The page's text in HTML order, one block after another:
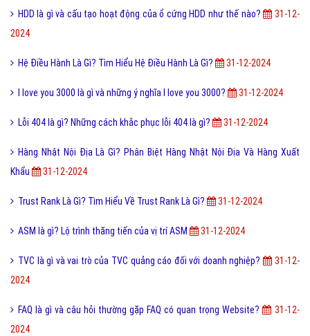
HDD là gì và cấu tạo hoạt động của ổ cứng HDD như thế nào?
31-12-
2024
Hệ Điều Hành Là Gì? Tìm Hiểu Hệ Điều Hành Là Gì? 31-12-2024
I love you 3000 là gì và những ý nghĩa I love you 3000? 31-12-2024
Lỗi 404 là gì? Những cách khắc phục lỗi 404 là gì? 31-12-2024
Hàng Nhật Nội Địa Là Gì? Phân Biệt Hàng Nhật Nội Địa Và Hàng Xuất
Khẩu
31-12-2024
Trust Rank Là Gì? Tìm Hiểu Về Trust Rank Là Gì? 31-12-2024
ASM là gì? Lộ trình thăng tiến của vị trí ASM 31-12-2024
TVC là gì và vai trò của TVC quảng cáo đối với doanh nghiệp?
31-12-
2024
FAQ là gì và câu hỏi thường gặp FAQ có quan trọng Website?
31-12-
2024